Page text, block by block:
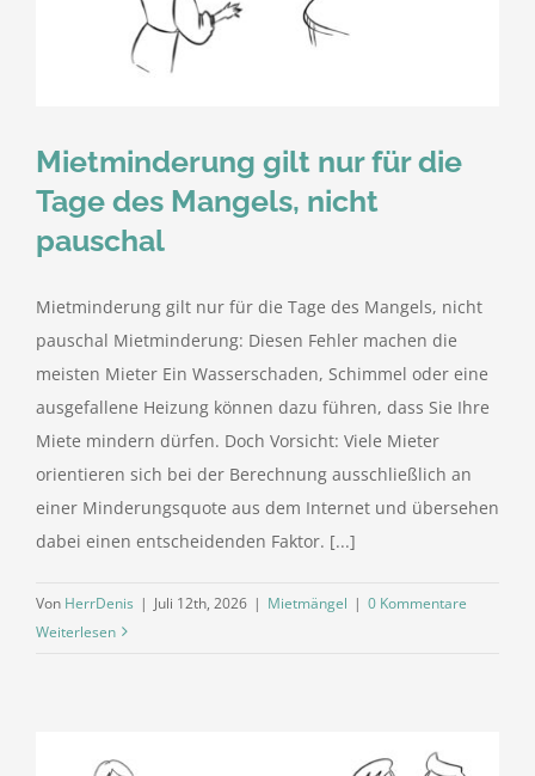
Blog
Datenschutzerklärung
Mietminderung gilt nur für die
Tage des Mangels, nicht
pauschal
Mietminderung gilt nur für die Tage des Mangels, nicht
pauschal Mietminderung: Diesen Fehler machen die
meisten Mieter Ein Wasserschaden, Schimmel oder eine
ausgefallene Heizung können dazu führen, dass Sie Ihre
Miete mindern dürfen. Doch Vorsicht: Viele Mieter
orientieren sich bei der Berechnung ausschließlich an
einer Minderungsquote aus dem Internet und übersehen
dabei einen entscheidenden Faktor. [...]
Von HerrDenis | Juli 12th, 2026 | Mietmängel | 0 Kommentare
Weiterlesen